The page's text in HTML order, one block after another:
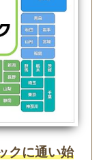
クに通い始